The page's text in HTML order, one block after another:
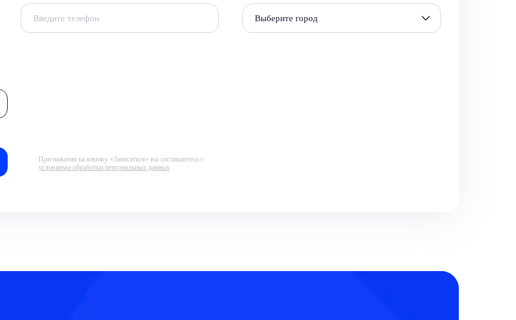
Выберите город
При нажатии на кнопку «Записаться» вы соглашаетесь с
условиями обработки персональных данных